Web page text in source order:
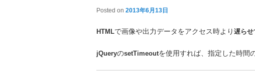
Posted on 2013年6月13日
HTMLで画像や出力データをアクセス時より 遅らせ
jQueryのsetTimeoutを使用すれば、指定した時間